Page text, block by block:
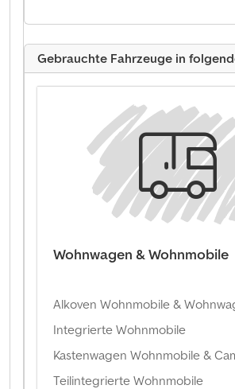
Gebrauchte Fahrzeuge in
Wohnwagen & Wohnmobile
Alkoven Wohnmobile &
Integrierte Wohnmobile
Kastenwagen Wohnmobile &
Teilintegrierte Wohnmobile